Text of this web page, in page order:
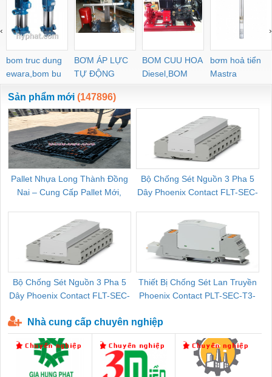
bom truc dung
ewara,bom bu
ewara
BƠM ÁP LỰC
TỰ ĐỘNG
BOM CUU HOA
Diesel,BOM
CHUA CHAY
bơm hoả tiển
Mastra
‹ ›
Sản phẩm mới (147896)
Pallet Nhựa Long Thành Đồng
Nai – Cung Cấp Pallet Mới,
Bộ Chống Sét Nguồn 3 Pha 5
Dây Phoenix Contact FLT-SEC-
Bộ Chống Sét Nguồn 3 Pha 5
Dây Phoenix Contact FLT-SEC-
Thiết Bị Chống Sét Lan Truyền
Phoenix Contact PLT-SEC-T3-
Nhà cung cấp chuyên nghiệp